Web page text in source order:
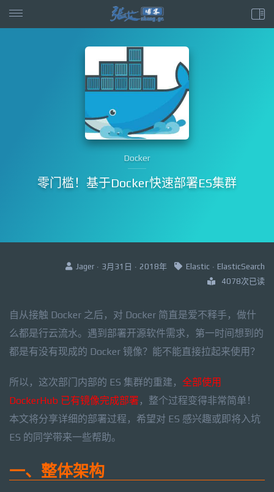
Docker
零门槛！基于Docker快速部署ES集群
Jager · 3月31日 · 2018年 Elastic · ElasticSearch
4078次已读
自从接触 Docker 之后，对 Docker 简直是爱不释手，做什
么都是行云流水。遇到部署开源软件需求，第一时间想到的
都是有没有现成的 Docker 镜像？能不能直接拉起来使用？
所以，这次部门内部的 ES 集群的重建， 全部使用
DockerHub 已有镜像完成部署，整个过程变得非常简单！
本文将分享详细的部署过程，希望对 ES 感兴趣或即将入坑
ES 的同学带来一些帮助。
一、整体架构